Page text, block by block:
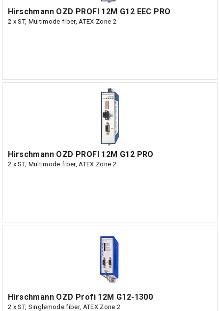
Hirschmann OZD PROFI 12M G12 EEC PRO
2 x ST, Multimode fiber, ATEX Zone 2
Hirschmann OZD PROFI 12M G12 PRO
2 x ST, Multimode fiber, ATEX Zone 2
Hirschmann OZD Profi 12M G12-1300
2 x ST, Singlemode fiber, ATEX Zone 2